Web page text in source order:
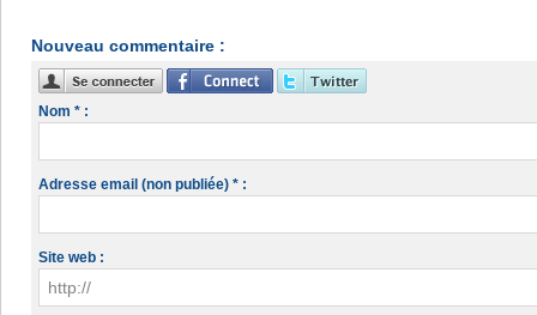
Nouveau commentaire :
Nom * :
Adresse email (non publiée) * :
Site web :